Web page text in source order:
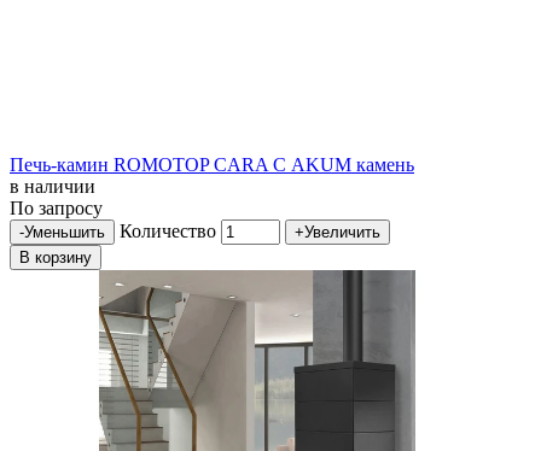
Печь-камин ROMOTOP CARA С AKUM камень
в наличии
По запросу
-Уменьшить Количество +Увеличить
В корзину